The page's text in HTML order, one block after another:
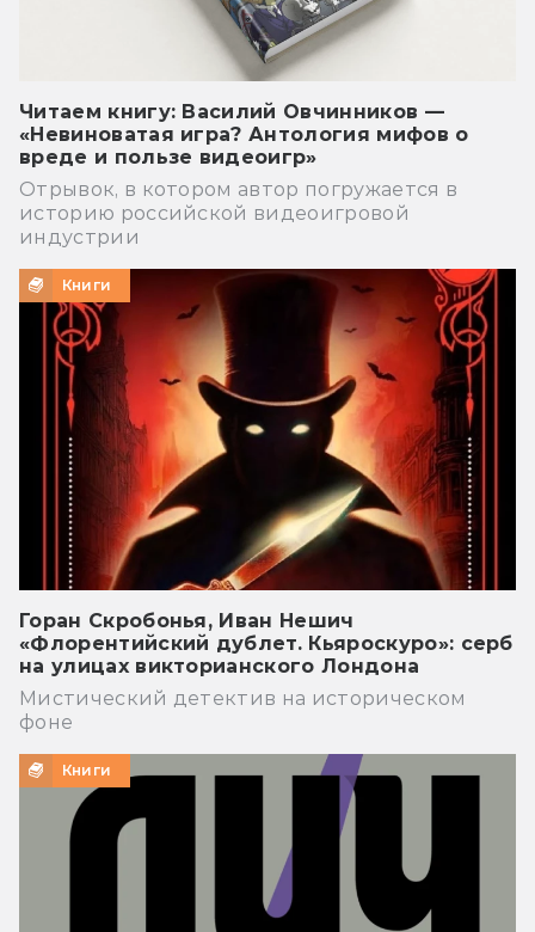
Читаем книгу: Василий Овчинников —
«Невиноватая игра? Антология мифов о
вреде и пользе видеоигр»
Отрывок, в котором автор погружается в
историю российской видеоигровой
индустрии
Книги
Горан Скробонья, Иван Нешич
«Флорентийский дублет. Кьяроскуро»: серб
на улицах викторианского Лондона
Мистический детектив на историческом
фоне
Книги